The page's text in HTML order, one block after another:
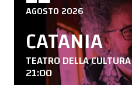
AGOSTO 2026
CATANIA
TEATRO DELLA CULTURA
21:00